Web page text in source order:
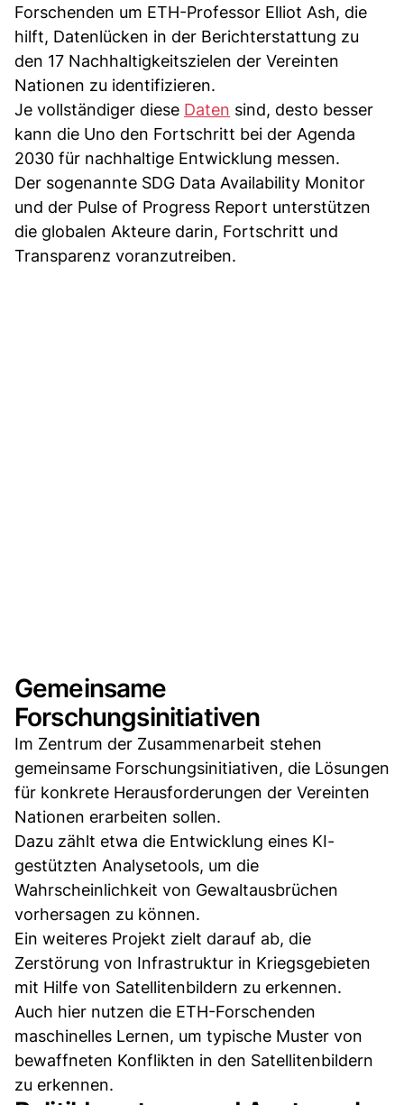
Forschenden um ETH-Professor Elliot Ash, die
hilft, Datenlücken in der Berichterstattung zu
den 17 Nachhaltigkeitszielen der Vereinten
Nationen zu identifizieren.
Je vollständiger diese Daten sind, desto besser
kann die Uno den Fortschritt bei der Agenda
2030 für nachhaltige Entwicklung messen.
Der sogenannte SDG Data Availability Monitor
und der Pulse of Progress Report unterstützen
die globalen Akteure darin, Fortschritt und
Transparenz voranzutreiben.
Gemeinsame
Forschungsinitiativen
Im Zentrum der Zusammenarbeit stehen
gemeinsame Forschungsinitiativen, die Lösungen
für konkrete Herausforderungen der Vereinten
Nationen erarbeiten sollen.
Dazu zählt etwa die Entwicklung eines KI-
gestützten Analysetools, um die
Wahrscheinlichkeit von Gewaltausbrüchen
vorhersagen zu können.
Ein weiteres Projekt zielt darauf ab, die
Zerstörung von Infrastruktur in Kriegsgebieten
mit Hilfe von Satellitenbildern zu erkennen.
Auch hier nutzen die ETH-Forschenden
maschinelles Lernen, um typische Muster von
bewaffneten Konflikten in den Satellitenbildern
zu erkennen.